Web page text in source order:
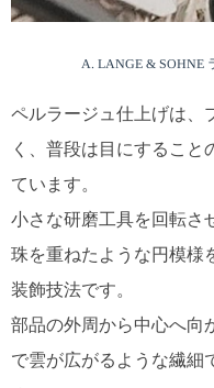
A. LANGE & SOHNE
ペルラージュ仕上げは、
く、普段は目にするこ
ています。
小さな研磨工具を回転さ
珠を重ねたような円模様
装飾技法です。
部品の外周から中心へ向
で雲が広がるような繊細